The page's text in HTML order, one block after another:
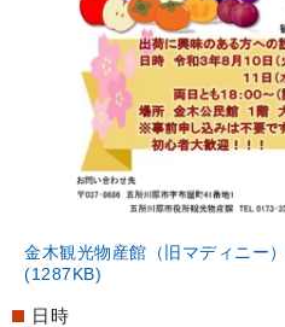
金木観光物産館（旧マディニー
(1287KB)
日時